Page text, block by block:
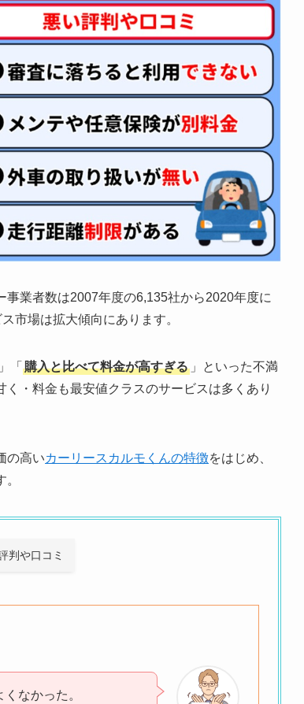
事業者数は2007年度の6,135社から2020年度に
市場は拡大傾向にあります。
」「 購入と比べて料金が高すぎる 」といった不満
・料金も最安値クラスのサービスは多くあり
の高いカーリースカルモくんの特徴をはじめ、
判や口コミ
なかった。